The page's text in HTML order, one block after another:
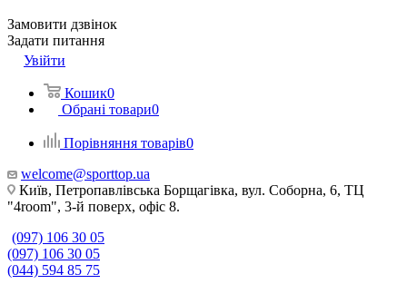
Замовити дзвінок
Задати питання
Увійти
Кошик0
Обрані товари0
Порівняння товарів0
welcome@sporttop.ua
Київ, Петропавлівська Борщагівка, вул. Соборна, 6, ТЦ
"4room", 3-й поверх, офіс 8.
(097) 106 30 05
(097) 106 30 05
(044) 594 85 75